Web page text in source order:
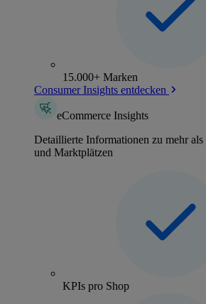
15.000+ Marken
Consumer Insights entdecken
eCommerce Insights
Detaillierte Informationen zu mehr
und Marktplätzen
KPIs pro Shop